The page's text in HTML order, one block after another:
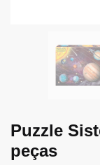
Puzzle
peças